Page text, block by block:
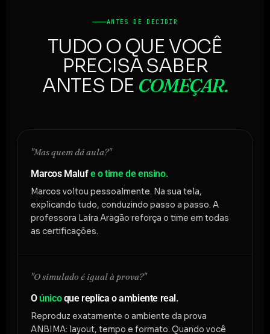
ANTES DE DECIDIR
TUDO O QUE VOCÊ
PRECISA SABER
ANTES DE COMEÇAR.
"Mas quem dá aula?"
Marcos Malufe o time de ensino.
Marcos voltou pessoalmente. Na sua tela,
explicando tudo, conduzindo passo a passo. A
professora Laíra Aragão reforça o time em todas
as certificações.
"O simulado é igual à prova?"
Oúnicoque replica o ambiente real.
Reproduz exatamente o ambiente da prova
ANBIMA: layout, tempo e formato. Quando você